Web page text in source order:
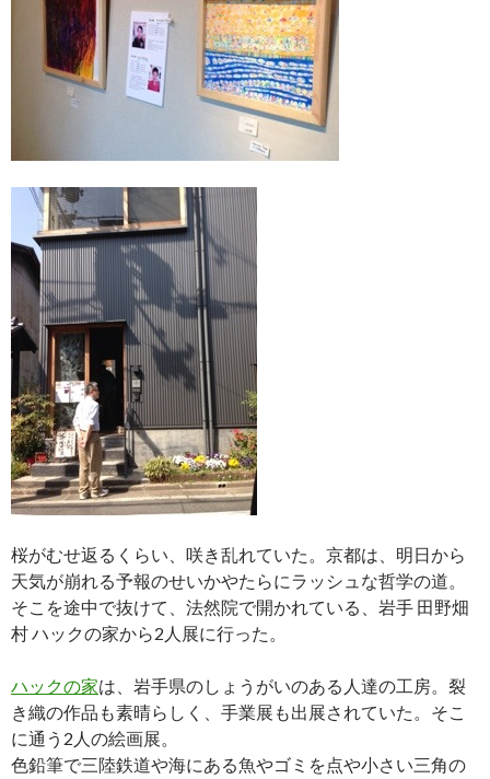
桜がむせ返るくらい、咲き乱れていた。京都は、明日から
天気が崩れる予報のせいかやたらにラッシュな哲学の道。
そこを途中で抜けて、法然院で開かれている、岩手 田野畑
村 ハックの家から2人展に行った。
ハックの家は、岩手県のしょうがいのある人達の工房。裂
き織の作品も素晴らしく、手業展も出展されていた。そこ
に通う2人の絵画展。
色鉛筆で三陸鉄道や海にある魚やゴミを点や小さい三角の